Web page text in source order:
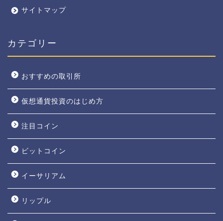
サイトマップ
カテゴリー
おすすめの取引所
仮想通貨投資のはじめ方
注目コイン
ビットコイン
イーサリアム
リップル